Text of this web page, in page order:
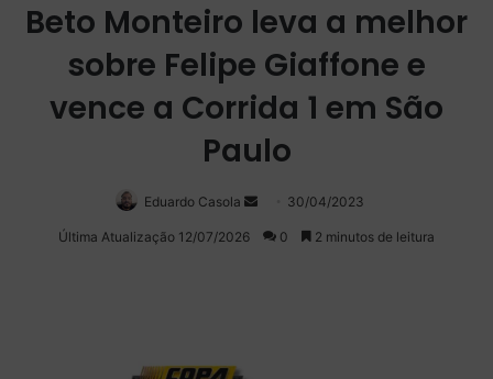
Beto Monteiro leva a melhor
sobre Felipe Giaffone e
vence a Corrida 1 em São
Paulo
Eduardo Casola
Mande
um
30/04/2023
Última Atualização 12/07/2026 0 2 minutos de leitura